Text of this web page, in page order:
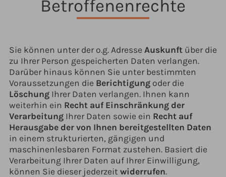
Betroffenenrechte
Sie können unter der o.g. Adresse Auskunft über die
zu Ihrer Person gespeicherten Daten verlangen.
Darüber hinaus können Sie unter bestimmten
Voraussetzungen die Berichtigungoder die
LöschungIhrer Daten verlangen. Ihnen kann
weiterhin ein Recht auf Einschränkung der
VerarbeitungIhrer Daten sowie ein Recht auf
Herausgabe der von Ihnen bereitgestellten Daten
in einem strukturierten, gängigen und
maschinenlesbaren Format zustehen. Basiert die
Verarbeitung Ihrer Daten auf Ihrer Einwilligung,
können Sie dieser jederzeit widerrufen.